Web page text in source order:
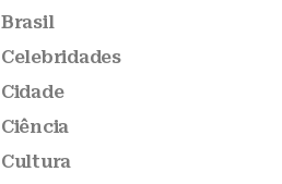
Brasil
Celebridades
Cidade
Ciência
Cultura